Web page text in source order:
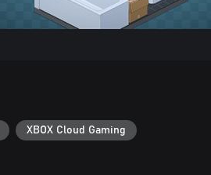
XBOX Cloud Gaming